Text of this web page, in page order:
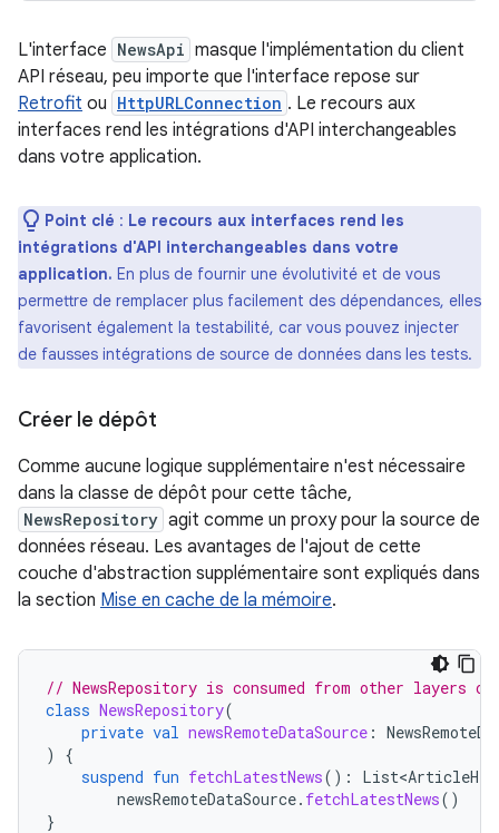
L'interface NewsApi masque l'implémentation du client
API réseau, peu importe que l'interface repose sur
Retrofit ou HttpURLConnection . Le recours aux
interfaces rend les intégrations d'API interchangeables
dans votre application.
Point clé : Le recours aux interfaces rend les
intégrations d'API interchangeables dans votre
application. En plus de fournir une évolutivité et de vous
permettre de remplacer plus facilement des dépendances, elles
favorisent également la testabilité, car vous pouvez injecter
de fausses intégrations de source de données dans les tests.
Créer le dépôt
Comme aucune logique supplémentaire n'est nécessaire
dans la classe de dépôt pour cette tâche,
NewsRepository agit comme un proxy pour la source de
données réseau. Les avantages de l'ajout de cette
couche d'abstraction supplémentaire sont expliqués dans
la section Mise en cache de la mémoire.
// NewsRepository is consumed from other layers
class NewsRepository(
private val newsRemoteDataSource :
)
{
suspend fun fetchLatestNews():
newsRemoteDataSource. fetchLatestNews()
}